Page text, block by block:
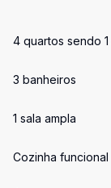
4 quartos sendo 1
3 banheiros
1 sala ampla
Cozinha funcional